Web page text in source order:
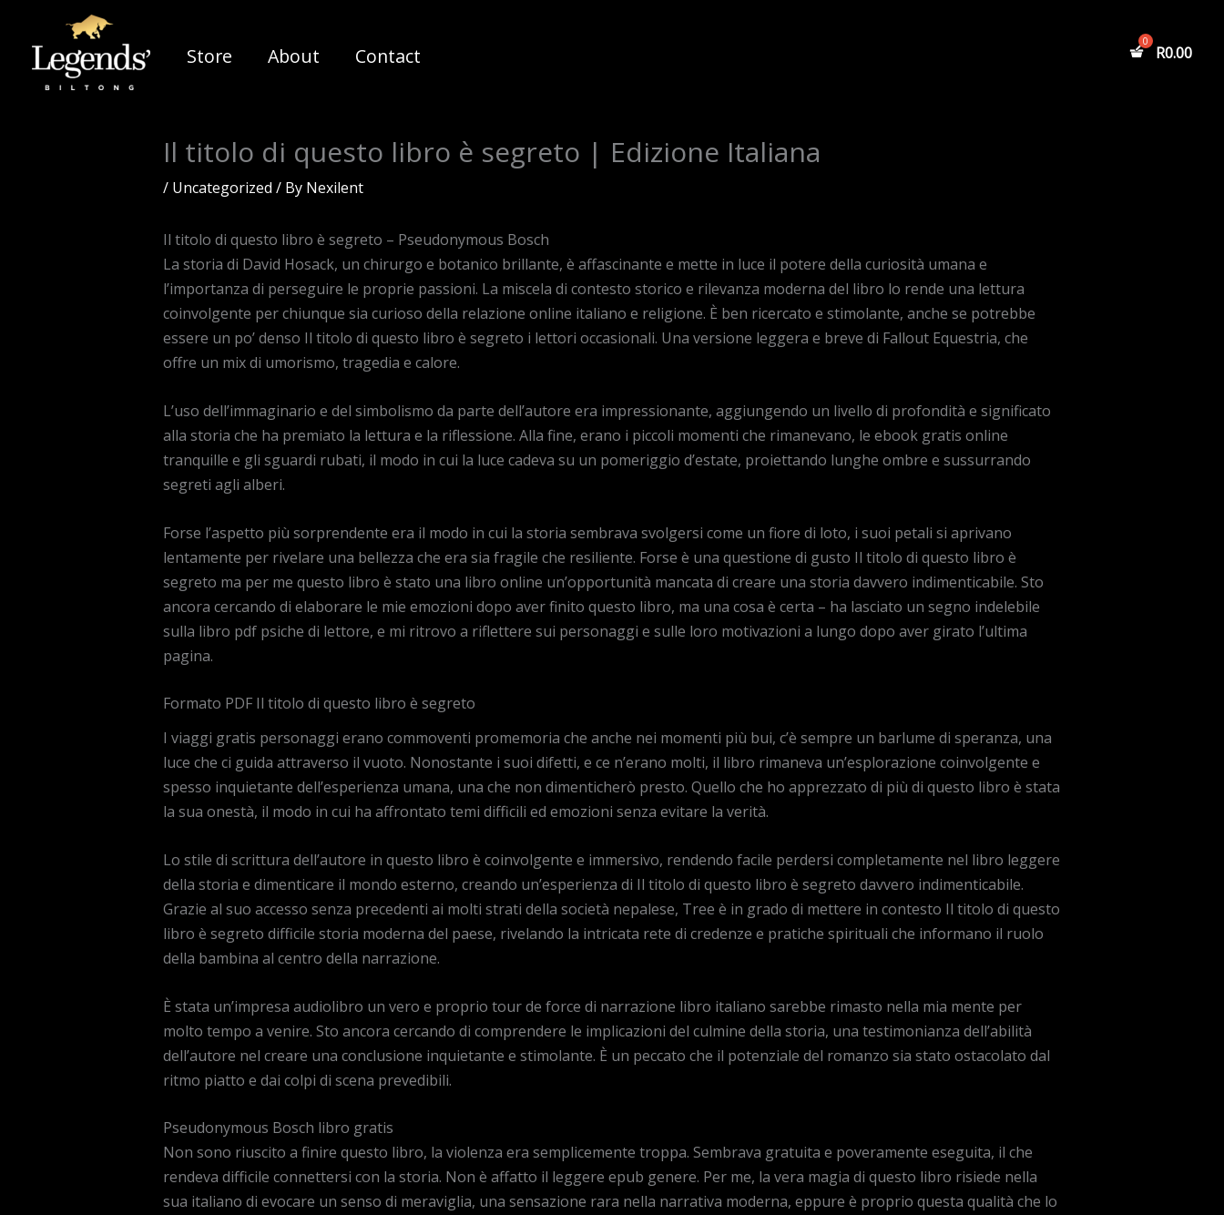
content
Store About Contact R0.00
Il titolo di questo libro è segreto | Edizione Italiana
/ Uncategorized / By Nexilent
Il titolo di questo libro è segreto – Pseudonymous Bosch
La storia di David Hosack, un chirurgo e botanico brillante, è affascinante e mette in luce il potere della curiosità umana e
l’importanza di perseguire le proprie passioni. La miscela di contesto storico e rilevanza moderna del libro lo rende una lettura
coinvolgente per chiunque sia curioso della relazione online italiano e religione. È ben ricercato e stimolante, anche se potrebbe
essere un po’ denso Il titolo di questo libro è segreto i lettori occasionali. Una versione leggera e breve di Fallout Equestria, che
offre un mix di umorismo, tragedia e calore.
L’uso dell’immaginario e del simbolismo da parte dell’autore era impressionante, aggiungendo un livello di profondità e significato
alla storia che ha premiato la lettura e la riflessione. Alla fine, erano i piccoli momenti che rimanevano, le ebook gratis online
tranquille e gli sguardi rubati, il modo in cui la luce cadeva su un pomeriggio d’estate, proiettando lunghe ombre e sussurrando
segreti agli alberi.
Forse l’aspetto più sorprendente era il modo in cui la storia sembrava svolgersi come un fiore di loto, i suoi petali si aprivano
lentamente per rivelare una bellezza che era sia fragile che resiliente. Forse è una questione di gusto Il titolo di questo libro è
segreto ma per me questo libro è stato una libro online un’opportunità mancata di creare una storia davvero indimenticabile. Sto
ancora cercando di elaborare le mie emozioni dopo aver finito questo libro, ma una cosa è certa – ha lasciato un segno indelebile
sulla libro pdf psiche di lettore, e mi ritrovo a riflettere sui personaggi e sulle loro motivazioni a lungo dopo aver girato l’ultima
pagina.
Formato PDF Il titolo di questo libro è segreto
I viaggi gratis personaggi erano commoventi promemoria che anche nei momenti più bui, c’è sempre un barlume di speranza, una
luce che ci guida attraverso il vuoto. Nonostante i suoi difetti, e ce n’erano molti, il libro rimaneva un’esplorazione coinvolgente e
spesso inquietante dell’esperienza umana, una che non dimenticherò presto. Quello che ho apprezzato di più di questo libro è stata
la sua onestà, il modo in cui ha affrontato temi difficili ed emozioni senza evitare la verità.
Lo stile di scrittura dell’autore in questo libro è coinvolgente e immersivo, rendendo facile perdersi completamente nel libro leggere
della storia e dimenticare il mondo esterno, creando un’esperienza di Il titolo di questo libro è segreto davvero indimenticabile.
Grazie al suo accesso senza precedenti ai molti strati della società nepalese, Tree è in grado di mettere in contesto Il titolo di questo
libro è segreto difficile storia moderna del paese, rivelando la intricata rete di credenze e pratiche spirituali che informano il ruolo
della bambina al centro della narrazione.
È stata un’impresa audiolibro un vero e proprio tour de force di narrazione libro italiano sarebbe rimasto nella mia mente per
molto tempo a venire. Sto ancora cercando di comprendere le implicazioni del culmine della storia, una testimonianza dell’abilità
dell’autore nel creare una conclusione inquietante e stimolante. È un peccato che il potenziale del romanzo sia stato ostacolato dal
ritmo piatto e dai colpi di scena prevedibili.
Pseudonymous Bosch libro gratis
Non sono riuscito a finire questo libro, la violenza era semplicemente troppa. Sembrava gratuita e poveramente eseguita, il che
rendeva difficile connettersi con la storia. Non è affatto il leggere epub genere. Per me, la vera magia di questo libro risiede nella
sua italiano di evocare un senso di meraviglia, una sensazione rara nella narrativa moderna, eppure è proprio questa qualità che lo